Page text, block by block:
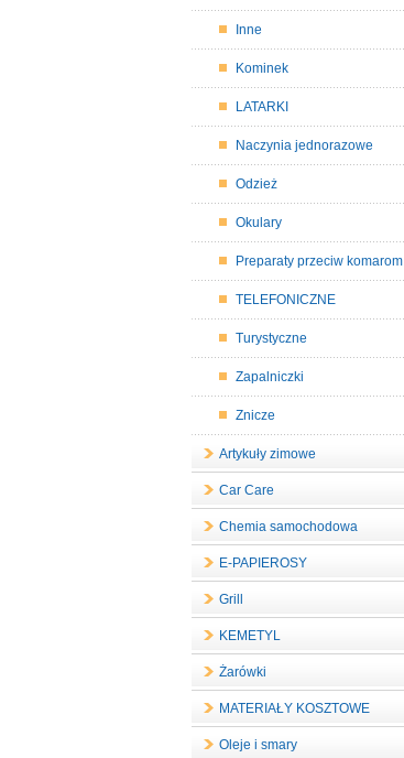
Inne
Kominek
LATARKI
Naczynia jednorazowe
Odzież
Okulary
Preparaty przeciw komarom
TELEFONICZNE
Turystyczne
Zapalniczki
Znicze
Artykuły zimowe
Car Care
Chemia samochodowa
E-PAPIEROSY
Grill
KEMETYL
Żarówki
MATERIAŁY KOSZTOWE
Oleje i smary